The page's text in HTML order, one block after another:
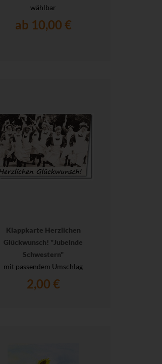
wählbar
ab 10,00 €
Klappkarte Herzlichen
Glückwunsch! "Jubelnde
Schwestern"
mit passendem Umschlag
2,00 €